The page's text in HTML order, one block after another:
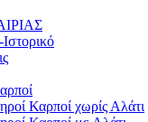
Καρποί χωρίς Αλάτι